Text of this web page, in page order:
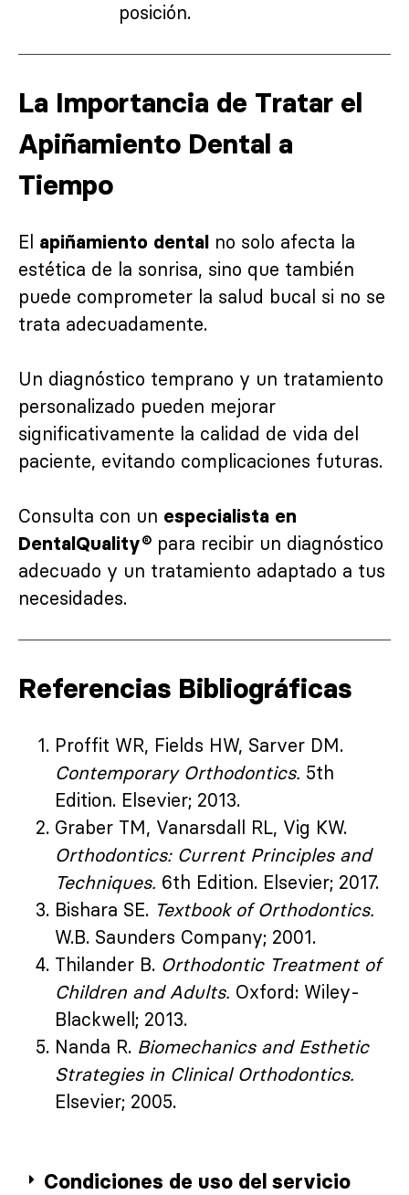
posición.
La Importancia de Tratar el
Apiñamiento Dental a
Tiempo
El apiñamiento dental no solo afecta la
estética de la sonrisa, sino que también
puede comprometer la salud bucal si no se
trata adecuadamente.
Un diagnóstico temprano y un tratamiento
personalizado pueden mejorar
significativamente la calidad de vida del
paciente, evitando complicaciones futuras.
Consulta con un especialista en
DentalQuality® para recibir un diagnóstico
adecuado y un tratamiento adaptado a tus
necesidades.
Referencias Bibliográficas
Proffit WR, Fields HW, Sarver DM.
Contemporary Orthodontics. 5th
Edition. Elsevier; 2013.
Graber TM, Vanarsdall RL, Vig KW.
Orthodontics: Current Principles and
Techniques. 6th Edition. Elsevier; 2017.
Bishara SE. Textbook of Orthodontics.
W.B. Saunders Company; 2001.
Thilander B. Orthodontic Treatment of
Children and Adults. Oxford: Wiley-
Blackwell; 2013.
Nanda R. Biomechanics and Esthetic
Strategies in Clinical Orthodontics.
Elsevier; 2005.
Condiciones de uso del servicio